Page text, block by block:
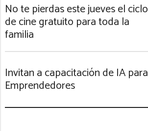
No te pierdas este jueves el ciclo
de cine gratuito para toda la
familia
Invitan a capacitación de IA para
Emprendedores